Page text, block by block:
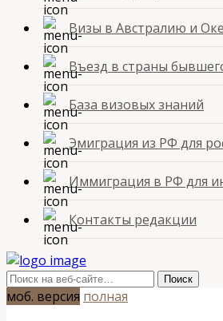
Визы в Австралию и
Въезд в страны
База визовых знаний
Эмиграция из РФ для
Иммиграция в РФ для
Контакты редакции
моб. версия полная